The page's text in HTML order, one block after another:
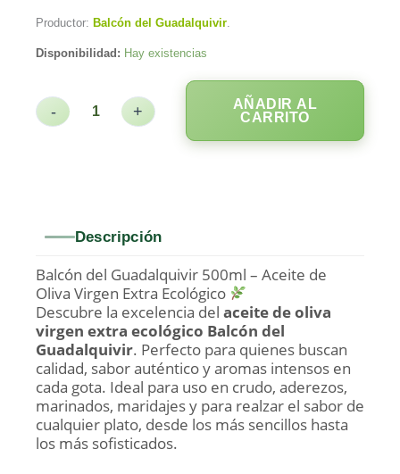
Productor: Balcón del Guadalquivir.
Disponibilidad: Hay existencias
- +
AÑADIR AL
CARRITO
Descripción
Balcón del Guadalquivir 500ml – Aceite de
Oliva Virgen Extra Ecológico
Descubre la excelencia del aceite de oliva
virgen extra ecológico Balcón del
Guadalquivir. Perfecto para quienes buscan
calidad, sabor auténtico y aromas intensos en
cada gota. Ideal para uso en crudo, aderezos,
marinados, maridajes y para realzar el sabor de
cualquier plato, desde los más sencillos hasta
los más sofisticados.